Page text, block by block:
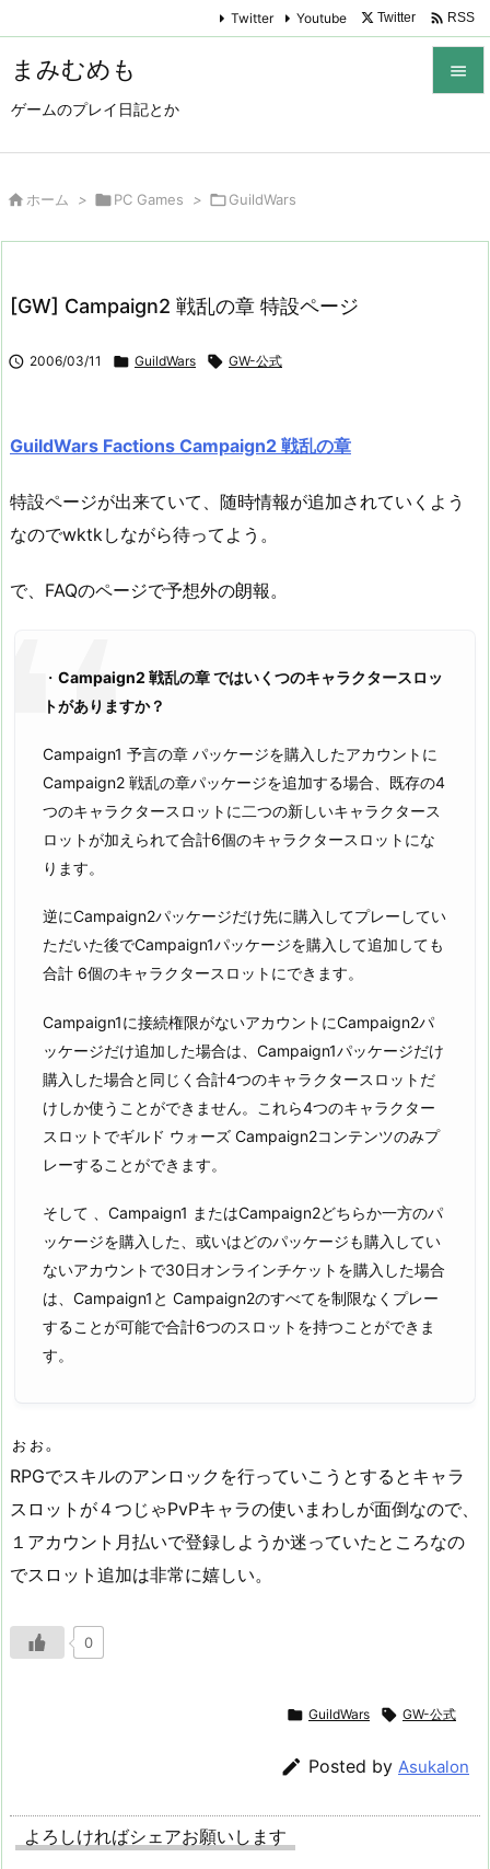
まみむめも
ゲームのプレイ日記とか

Twitter Youtube Twitter  RSS
 ホーム > PC Games > GuildWars
[GW] Campaign2 戦乱の章 特設ページ
 2006/03/11  GuildWars  GW-公式
GuildWars Factions Campaign2 戦乱の章
特設ページが出来ていて、随時情報が追加されていくよう
なのでwktkしながら待ってよう。
で、FAQのページで予想外の朗報。
・ Campaign2 戦乱の章 ではいくつのキャラクタースロッ
トがありますか？
Campaign1 予言の章 パッケージを購入したアカウントに
Campaign2 戦乱の章パッケージを追加する場合、既存の4
つのキャラクタースロットに二つの新しいキャラクタース
ロットが加えられて合計6個のキャラクタースロットにな
ります。
逆にCampaign2パッケージだけ先に購入してプレーしてい
ただいた後でCampaign1パッケージを購入して追加しても
合計 6個のキャラクタースロットにできます。
Campaign1に接続権限がないアカウントにCampaign2パ
ッケージだけ追加した場合は、Campaign1パッケージだけ
購入した場合と同じく合計4つのキャラクタースロットだ
けしか使うことができません。これら4つのキャラクター
スロットでギルド ウォーズ Campaign2コンテンツのみプ
レーすることができます。
そして 、Campaign1 またはCampaign2どちらか一方のパ
ッケージを購入した、或いはどのパッケージも購入してい
ないアカウントで30日オンラインチケットを購入した場合
は、Campaign1と Campaign2のすべてを制限なくプレー
することが可能で合計6つのスロットを持つことができま
す。
ぉぉ。
RPGでスキルのアンロックを行っていこうとするとキャラ
スロットが４つじゃPvPキャラの使いまわしが面倒なので、
１アカウント月払いで登録しようか迷っていたところなの
でスロット追加は非常に嬉しい。
0
 GuildWars  GW-公式
 Posted by Asukalon
よろしければシェアお願いします